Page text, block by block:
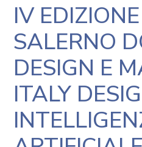
IV
SALERNO
DESIGN E
ITALY